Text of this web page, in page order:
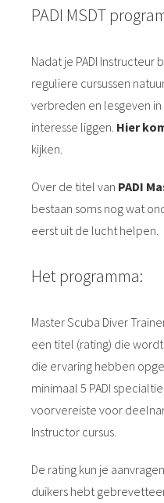
PADI MSDT
Nadat je PADI
reguliere cursussen
verbreden en lesgeven
interesse liggen. Hier
kijken.
Over de titel van PADI
bestaan soms nog wat
eerst uit de lucht helpen.
Het programma:
Master Scuba Diver
een titel (rating) die
die ervaring hebben
minimaal 5 PADI
voorvereiste voor
Instructor cursus.
De rating kun je
duikers hebt